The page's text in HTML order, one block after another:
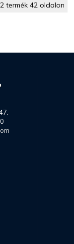
termék 42 oldalon